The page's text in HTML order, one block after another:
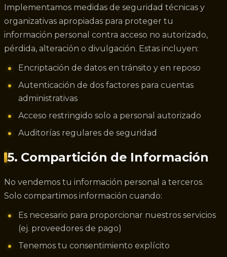
Implementamos medidas de seguridad técnicas y
organizativas apropiadas para proteger tu
información personal contra acceso no autorizado,
pérdida, alteración o divulgación. Estas incluyen:
Encriptación de datos en tránsito y en reposo
Autenticación de dos factores para cuentas
administrativas
Acceso restringido solo a personal autorizado
Auditorías regulares de seguridad
5. Compartición de Información
No vendemos tu información personal a terceros.
Solo compartimos información cuando:
Es necesario para proporcionar nuestros servicios
(ej. proveedores de pago)
Tenemos tu consentimiento explícito